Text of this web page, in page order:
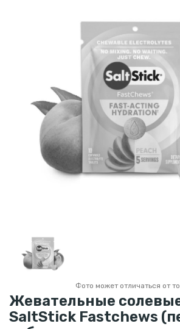
Фото может отличаться от
Жевательные
SaltStick Fastchews